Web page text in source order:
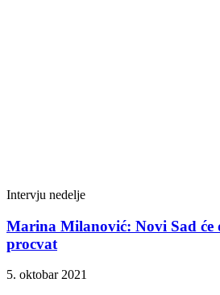
Intervju nedelje
Marina Milanović: Novi Sad
procvat
5. oktobar 2021